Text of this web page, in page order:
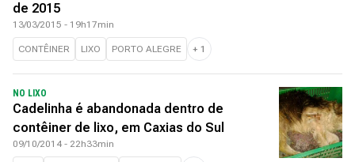
de 2015
13/03/2015 - 19h17min
CONTÊINER LIXO PORTO ALEGRE + 1
NO LIXO
Cadelinha é abandonada dentro de
contêiner de lixo, em Caxias do Sul
09/10/2014 - 22h33min